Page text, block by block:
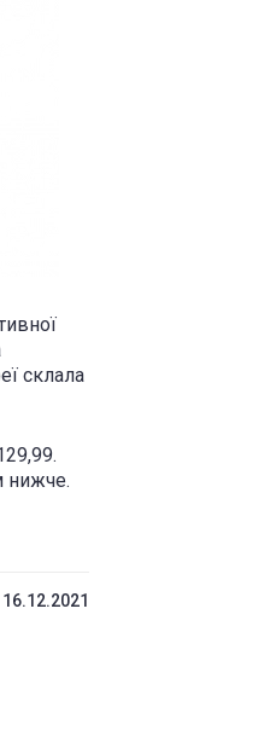
склала
нижче.
16.12.2021